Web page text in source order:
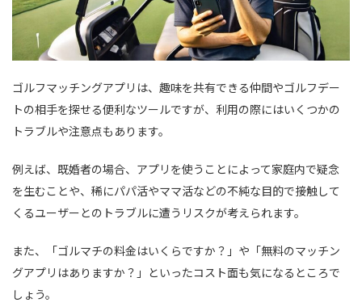
ゴルフマッチングアプリは、趣味を共有できる仲間やゴルフデー
トの相手を探せる便利なツールですが、利用の際にはいくつかの
トラブルや注意点もあります。
例えば、既婚者の場合、アプリを使うことによって家庭内で疑念
を生むことや、稀にパパ活やママ活などの不純な目的で接触して
くるユーザーとのトラブルに遭うリスクが考えられます。
また、「ゴルマチの料金はいくらですか？」や「無料のマッチン
グアプリはありますか？」といったコスト面も気になるところで
しょう。